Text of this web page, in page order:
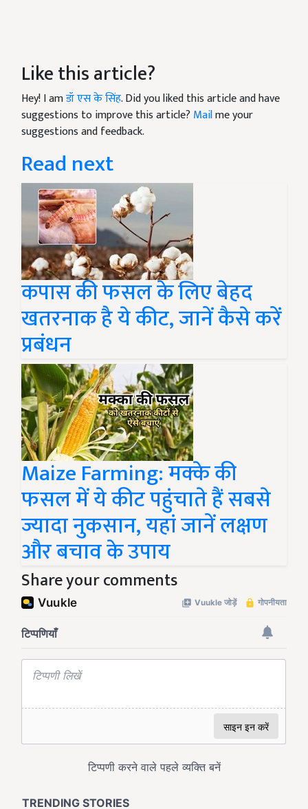
Like this article?
Hey! I amडॉ एस के सिंह. Did you liked this article and have
suggestions to improve this article? Mailme your
suggestions and feedback.
Read next
कपास की फसल के लिए बेहद
खतरनाक है ये कीट, जानें कैसे करें
प्रबंधन
Maize Farming: मक्के की
फसल में ये कीट पहुंचाते हैं सबसे
ज्यादा नुकसान, यहां जानें लक्षण
और बचाव के उपाय
Share your comments